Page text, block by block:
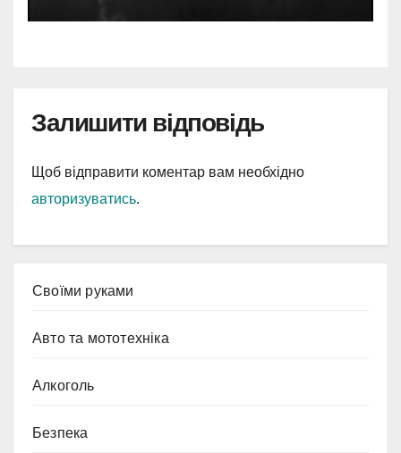
Залишити відповідь
Щоб відправити коментар вам необхідно
авторизуватись.
Cвоїми руками
Авто та мототехніка
Алкоголь
Безпека